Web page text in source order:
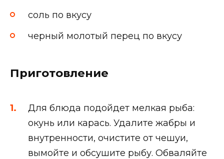
соль по вкусу
черный молотый перец по вкусу
Приготовление
Для блюда подойдет мелкая рыба:
окунь или карась. Удалите жабры и
внутренности, очистите от чешуи,
вымойте и обсушите рыбу. Обваляйте